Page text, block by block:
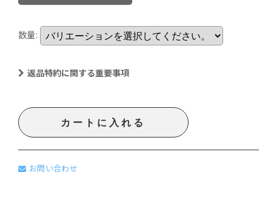
数量:
返品特約に関する重要事項
カートに入れる
お問い合わせ